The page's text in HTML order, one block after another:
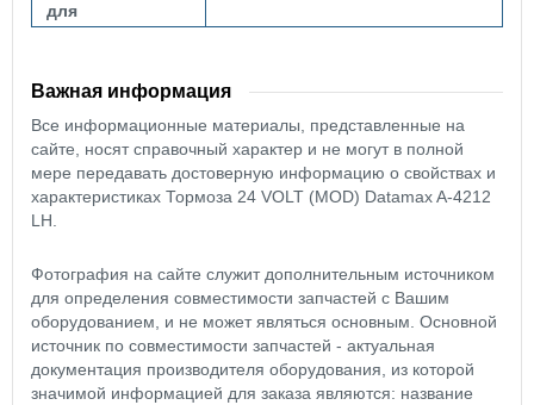
для
Важная информация
Все информационные материалы, представленные на
сайте, носят справочный характер и не могут в полной
мере передавать достоверную информацию о свойствах и
характеристиках Тормоза 24 VOLT (MOD) Datamax A-4212
LH.
Фотография на сайте служит дополнительным источником
для определения совместимости запчастей с Вашим
оборудованием, и не может являться основным. Основной
источник по совместимости запчастей - актуальная
документация производителя оборудования, из которой
значимой информацией для заказа являются: название